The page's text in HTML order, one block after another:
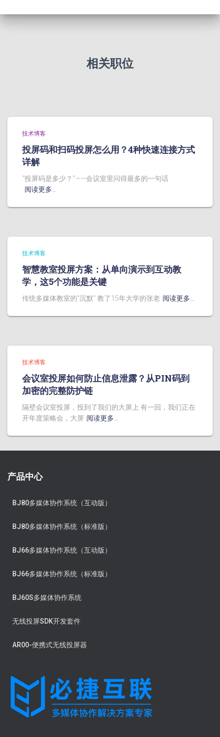
相关职位
技术博客
投屏码和扫码投屏怎么用？4种快速连接方式
详解
“投屏码是多少？”——会议室里问得最多的一句话
阅读更多…
技术博客
智慧教室投屏方案：从单向演示到互动教
学，这5个功能是关键
传统多媒体教室的”沉默” 教了15年大学的张老 阅读更多…
技术博客
会议室投屏如何防止信息泄露？从PIN码到
加密的完整防护链
隔壁会议室投屏，投到了我们的大屏上 有一回，我们正在
开年度策略会，大屏 阅读更多…
产品中心
BJ80多媒体协作系统（互动版）
BJ80多媒体协作系统（标准版）
BJ66多媒体协作系统（互动版）
BJ66多媒体协作系统（标准版）
BJ60S多媒体协作系统
无线投屏SDK开发套件
AR00-便携式无线投屏器